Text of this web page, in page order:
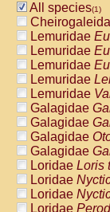
All species(1)
Lemuridae
Lemuridae
Lemuridae
Lemuridae
Lemuridae
Galagidae
Galagidae
Galagidae
Galagidae
Loridae Loris
Loridae
Loridae
Loridae